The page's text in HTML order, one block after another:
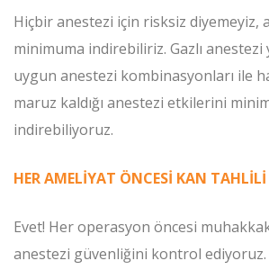
Hiçbir anestezi için risksiz diyemeyiz,
minimuma indirebiliriz. Gazlı
uygun anestezi kombinasyonları ile
maruz kaldığı anestezi etkilerini
indirebiliyoruz.
HER AMELİYAT ÖNCESİ KAN TAHLİLİ
Evet! Her operasyon öncesi
anestezi güvenliğini kontrol ediyoruz.